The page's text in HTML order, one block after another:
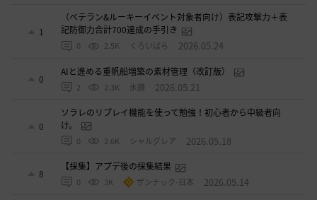
1
（ベテラン&ルーキーイベント対象者向け）表記攻撃力＋表
記防御力合計700達成の手引き
0 2.5K くろいばら 2026.05.24
0
AIと進める重帆船増築の素材管理（改訂版）
2 2.3K 氷鏡 2026.05.21
0
ソラレのリプレイ機能を使って勉強！初心者から中級者向
け。
0 2.6K シャルグレア 2026.05.18
8
【採集】アプデ後の採集結果
0 3K ザンナック-日本 2026.05.14